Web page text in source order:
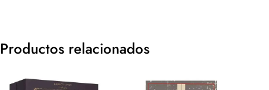
Productos relacionados